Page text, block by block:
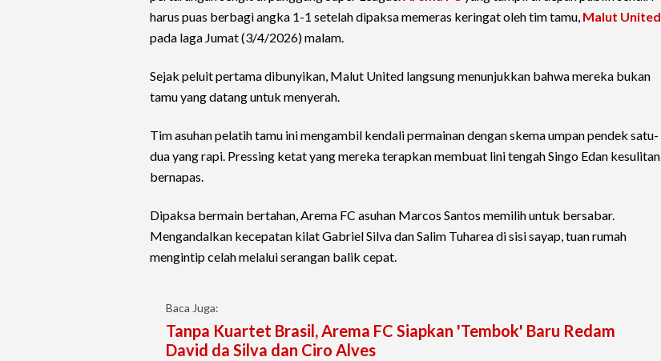
harus puas berbagi angka 1-1 setelah dipaksa memeras keringat oleh tim tamu, Malut United
pada laga Jumat (3/4/2026) malam.
Sejak peluit pertama dibunyikan, Malut United langsung menunjukkan bahwa mereka bukan
tamu yang datang untuk menyerah.
Tim asuhan pelatih tamu ini mengambil kendali permainan dengan skema umpan pendek satu-
dua yang rapi. Pressing ketat yang mereka terapkan membuat lini tengah Singo Edan kesulitan
bernapas.
Dipaksa bermain bertahan, Arema FC asuhan Marcos Santos memilih untuk bersabar.
Mengandalkan kecepatan kilat Gabriel Silva dan Salim Tuharea di sisi sayap, tuan rumah
mengintip celah melalui serangan balik cepat.
Baca Juga:
Tanpa Kuartet Brasil, Arema FC Siapkan 'Tembok' Baru Redam
David da Silva dan Ciro Alves